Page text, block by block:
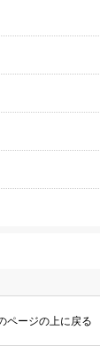
ページの上に戻る